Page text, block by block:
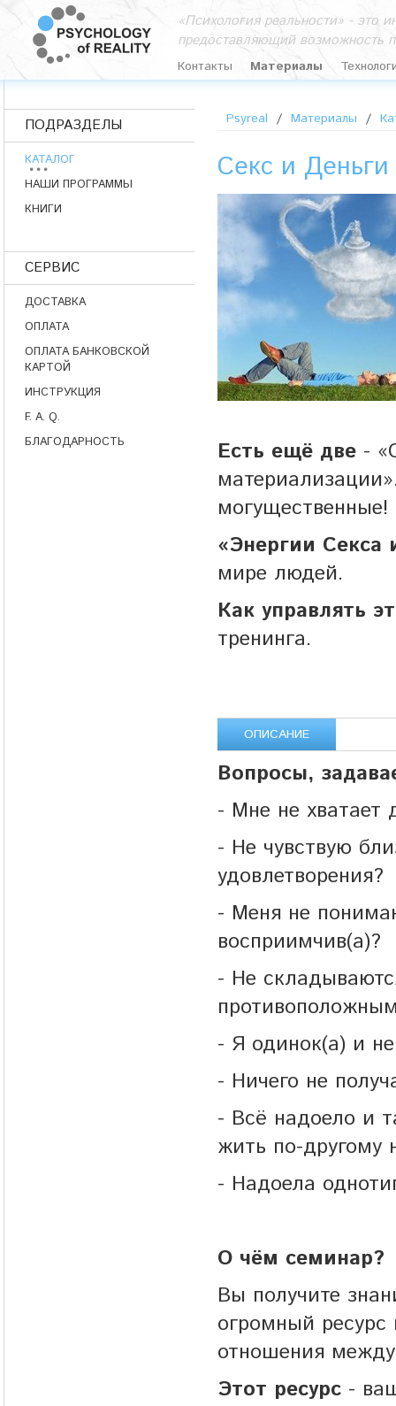
«Психология реальности» - это
предоставляющий возможность
Контакты Материалы
ПОДРАЗДЕЛЫ
КАТАЛОГ
НАШИ ПРОГРАММЫ
КНИГИ
СЕРВИС
ДОСТАВКА
ОПЛАТА
ОПЛАТА БАНКОВСКОЙ
КАРТОЙ
ИНСТРУКЦИЯ
F. A. Q.
БЛАГОДАРНОСТЬ
Psyreal / Материалы /
Секс и Деньги
Есть ещё две -
могущественные!
«Энергии Секса
мире людей.
Как управлять
тренинга.
ОПИСАНИЕ
Вопросы,
- Мне не хватает
- Не чувствую
удовлетворения?
- Меня не
восприимчив(а)?
- Не
- Я одинок(а) и
- Ничего не
- Всё надоело и
жить по-другому
- Надоела
О чём семинар?
Вы получите
огромный ресурс
отношения
Этот ресурс -